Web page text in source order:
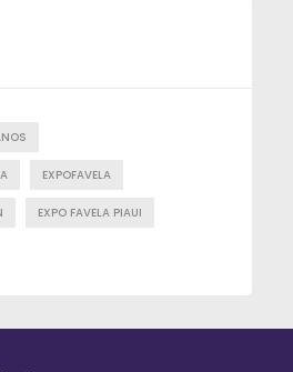
EXPOFAVELA
EXPO FAVELA PIAUI